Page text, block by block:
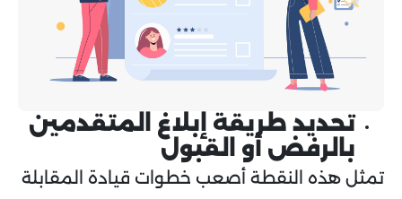
تحديد طريقة إبلاغ المتقدمين
بالرفض أو القبول
تمثل هذه النقطة أصعب خطوات قيادة المقابلة